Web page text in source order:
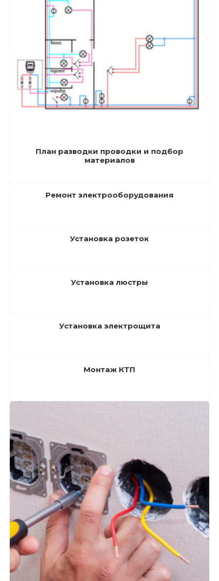
План разводки проводки и подбор
материалов
Ремонт электрооборудования
Установка розеток
Установка люстры
Установка электрощита
Монтаж КТП